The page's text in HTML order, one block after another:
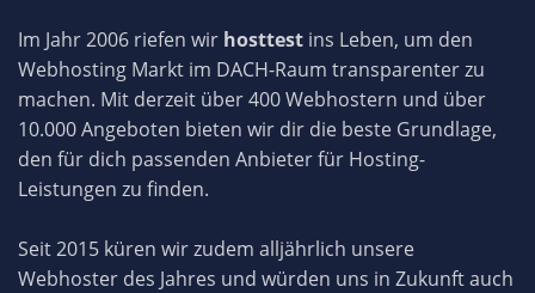
Im Jahr 2006 riefen wir hosttest ins Leben, um den
Webhosting Markt im DACH-Raum transparenter zu
machen. Mit derzeit über 400 Webhostern und über
10.000 Angeboten bieten wir dir die beste Grundlage,
den für dich passenden Anbieter für Hosting-
Leistungen zu finden.
Seit 2015 küren wir zudem alljährlich unsere
Webhoster des Jahres und würden uns in Zukunft auch